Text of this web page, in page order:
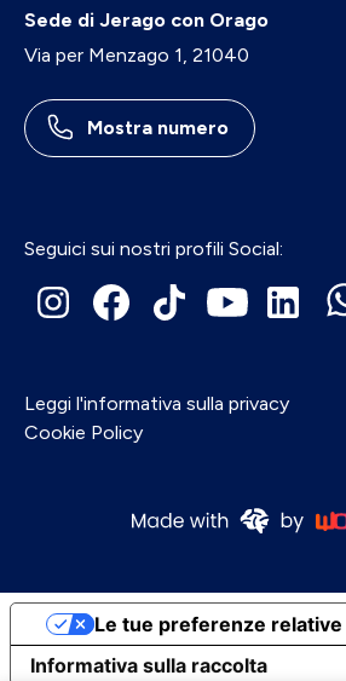
Sede di Jerago con Orago
Via per Menzago 1, 21040
Mostra numero
Seguici sui nostri profili Social:
Leggi l'informativa sulla privacy
Cookie Policy
Informativa sulla raccolta
Le tue preferenze relative